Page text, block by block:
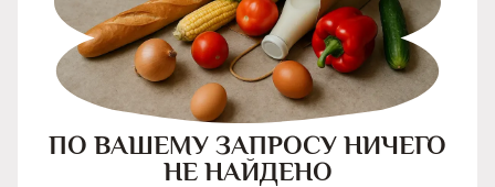
ПО ВАШЕМУ ЗАПРОСУ НИЧЕГО
НЕ НАЙДЕНО